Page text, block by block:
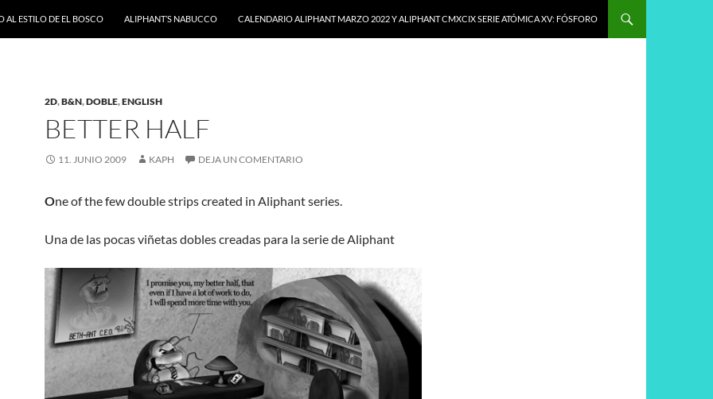
AL ESTILO DE EL BOSCO ALIPHANT’S NABUCCO CALENDARIO ALIPHANT MARZO 2022 Y ALIPHANT CMXCIX SERIE ATÓMICA XV: FÓSFORO
2D,B&N,DOBLE,ENGLISH
BETTER HALF
11. JUNIO 2009 KAPH DEJA UN COMENTARIO
One of the few double strips created in Aliphant series.
Una de las pocas viñetas dobles creadas para la serie de Aliphant